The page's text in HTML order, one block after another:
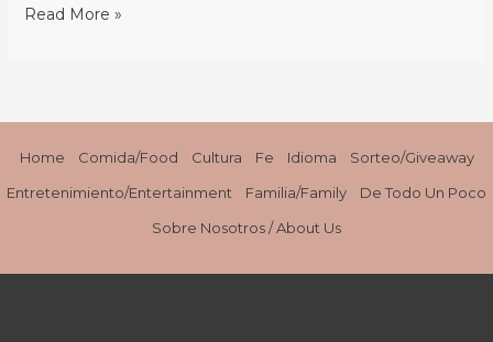
Read More »
Home Comida/Food Cultura Fe Idioma
Sorteo/Giveaway
Entretenimiento/Entertainment
Familia/Family
De Todo Un Poco
Sobre Nosotros / About Us